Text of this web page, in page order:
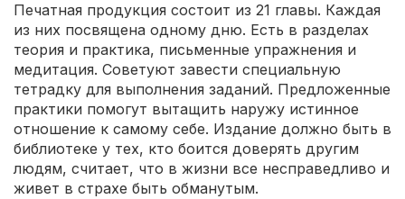
Печатная продукция состоит из 21 главы. Каждая
из них посвящена одному дню. Есть в разделах
теория и практика, письменные упражнения и
медитация. Советуют завести специальную
тетрадку для выполнения заданий. Предложенные
практики помогут вытащить наружу истинное
отношение к самому себе. Издание должно быть в
библиотеке у тех, кто боится доверять другим
людям, считает, что в жизни все несправедливо и
живет в страхе быть обманутым.